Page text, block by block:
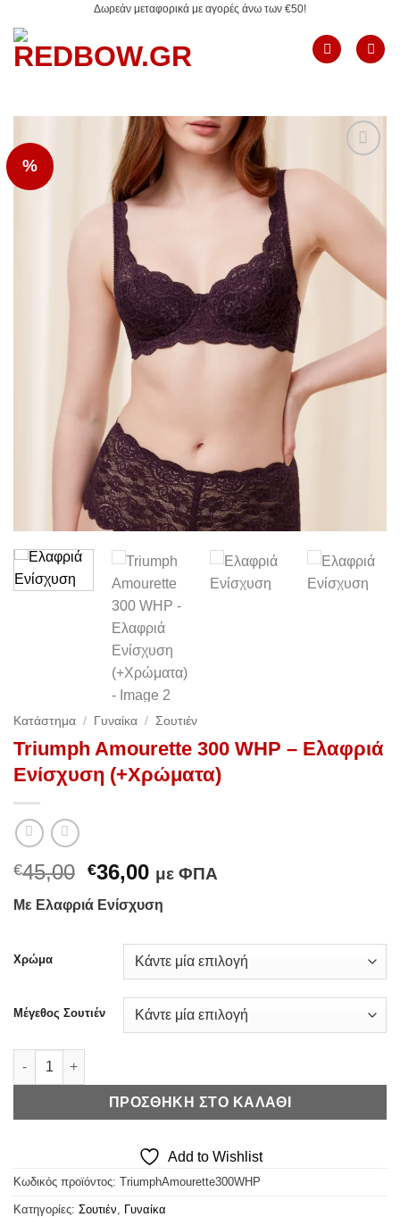
στο
περιεχόμενο
Δωρεάν μεταφορικά με αγορές άνω των €50!
%
Κατάστημα / Γυναίκα / Σουτιέν
Triumph Amourette 300 WHP – Ελαφριά
Ενίσχυση (+Χρώματα)
€45,00 Original
price
was:
€36,00Η
τιμή
€36,00.
με ΦΠΑ
Με Ελαφριά Ενίσχυση
Χρώμα
Μέγεθος Σουτιέν
Triumph Amourette 300 WHP - Ελαφριά Ενίσχυση (+Χρώματα)
ΠΡΟΣΘΉΚΗ ΣΤΟ ΚΑΛΆΘΙ
Add to Wishlist
Κωδικός προϊόντος: TriumphAmourette300WHP
Κατηγορίες: Σουτιέν Γυναίκα